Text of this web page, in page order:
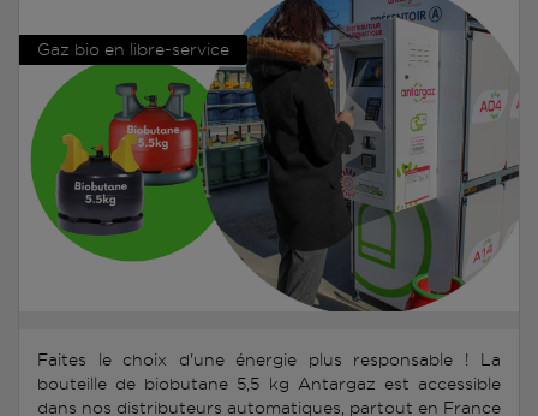
Gaz bio en libre-service
Faites le choix d'une énergie plus responsable ! La
bouteille de biobutane 5,5 kg Antargaz est accessible
dans nos distributeurs automatiques, partout en France